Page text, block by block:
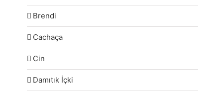
Brendi
Cachaça
Cin
Damıtık İçki